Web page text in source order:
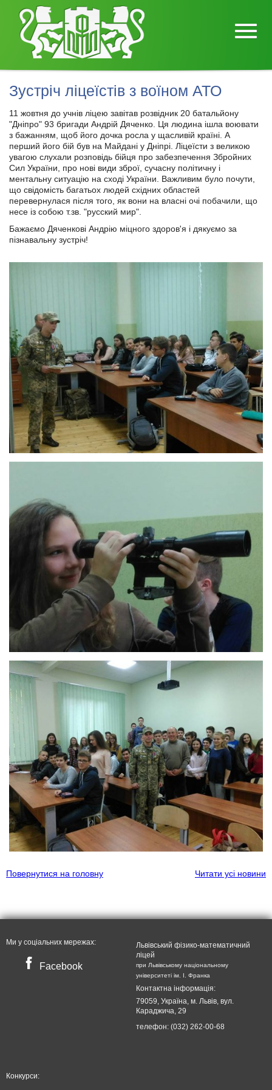
Зустріч ліцеїстів з воїном АТО
11 жовтня до учнів ліцею завітав розвідник 20 батальйону
"Дніпро" 93 бригади Андрій Дяченко. Ця людина ішла воювати
з бажанням, щоб його дочка росла у щасливій країні. А
перший його бій був на Майдані у Дніпрі. Ліцеїсти з великою
увагою слухали розповідь бійця про забезпечення Збройних
Сил України, про нові види зброї, сучасну політичну і
ментальну ситуацію на сході України. Важливим було почути,
що свідомість багатьох людей східних областей
перевернулася після того, як вони на власні очі побачили, що
несе із собою т.зв. "русский мир".
Бажаємо Дяченкові Андрію міцного здоров'я і дякуємо за
пізнавальну зустріч!
Повернутися на головну Читати усі новини
Ми у соціальних мережах:
Facebook
Львівський фізико-математичний
ліцей
при Львівському національному
університеті ім. I. Франка
Контактна інформація:
79059, Україна, м. Львів, вул.
Караджича, 29
телефон: (032) 262-00-68
Конкурси: